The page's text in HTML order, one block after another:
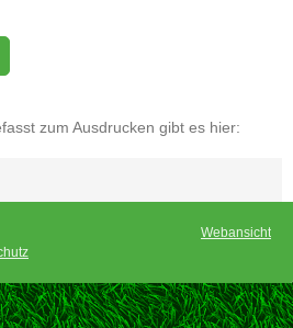
zum Ausdrucken gibt es hier:
Webansicht